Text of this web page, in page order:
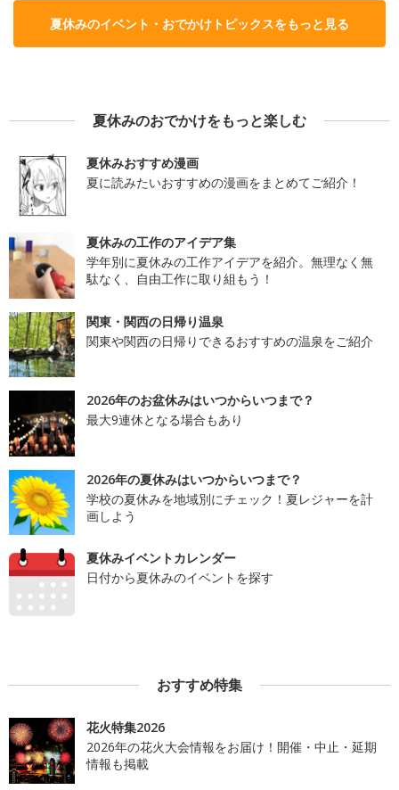
夏休みのイベント・おでかけトピックスをもっと見る
夏休みのおでかけをもっと楽しむ
夏休みおすすめ漫画
夏に読みたいおすすめの漫画をまとめてご紹介！
夏休みの工作のアイデア集
学年別に夏休みの工作アイデアを紹介。無理なく無
駄なく、自由工作に取り組もう！
関東・関西の日帰り温泉
関東や関西の日帰りできるおすすめの温泉をご紹介
2026年のお盆休みはいつからいつまで？
最大9連休となる場合もあり
2026年の夏休みはいつからいつまで？
学校の夏休みを地域別にチェック！夏レジャーを計
画しよう
夏休みイベントカレンダー
日付から夏休みのイベントを探す
おすすめ特集
花火特集2026
2026年の花火大会情報をお届け！開催・中止・延期
情報も掲載